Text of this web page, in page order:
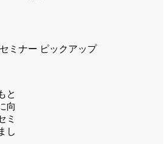
ミナー ピックアップ